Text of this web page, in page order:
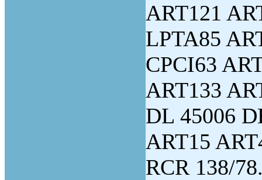
ART121
LPTA85
CPCI63
ART133
DL 45006
ART15
RCR 138/